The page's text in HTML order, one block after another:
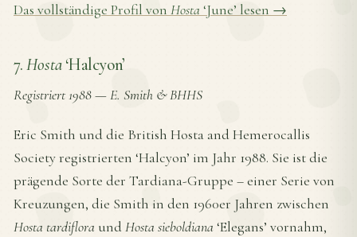
Das vollständige Profil von Hosta ‘June’ lesen →
7.Hosta‘Halcyon’
Registriert 1988—E. Smith & BHHS
Eric Smith und die British Hosta and Hemerocallis
Society registrierten ‘Halcyon’ im Jahr 1988. Sie ist die
prägende Sorte der Tardiana-Gruppe – einer Serie von
Kreuzungen, die Smith in den 1960er Jahren zwischen
Hosta tardiflora und Hosta sieboldiana ‘Elegans’ vornahm,